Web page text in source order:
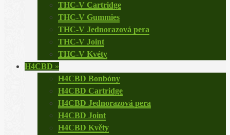
THC-V Cartridge
THC-V Gummies
THC-V Jednorazová pera
THC-V Joint
THC-V Kvéty
H4CBD »
H4CBD Bonbóny
H4CBD Cartridge
H4CBD Jednorazová pera
H4CBD Joint
H4CBD Květy